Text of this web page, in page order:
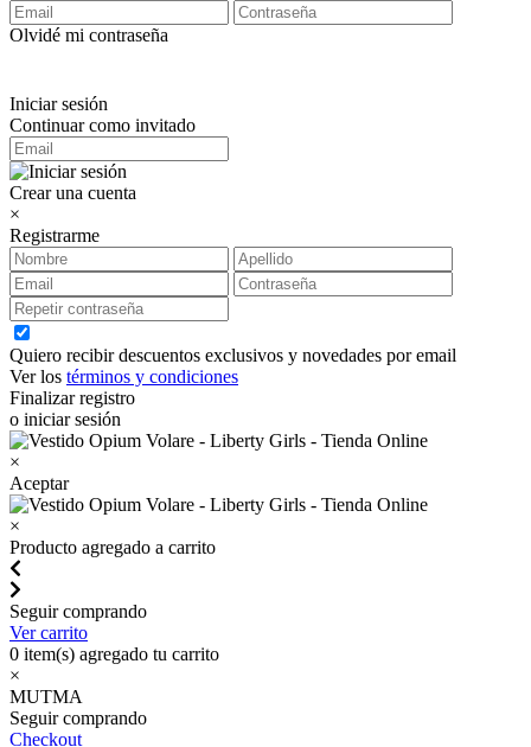
Olvidé mi contraseña
Iniciar sesión
Continuar como invitado
Crear una cuenta
×
Registrarme
Quiero recibir descuentos exclusivos y novedades por email
Ver los términos y condiciones
Finalizar registro
o iniciar sesión
×
Aceptar
×
Producto agregado a carrito
Seguir comprando
Ver carrito
0 item(s) agregado tu carrito
×
MUTMA
Seguir comprando
Checkout